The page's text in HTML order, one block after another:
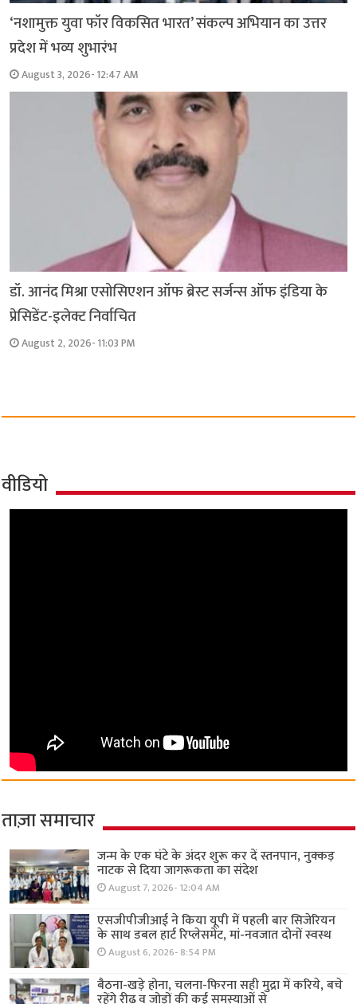
‘नशामुक्त युवा फॉर विकसित भारत’ संकल्प अभियान का उत्तर
प्रदेश में भव्य शुभारंभ
August 3, 2026- 12:47 AM
डॉ. आनंद मिश्रा एसोसिएशन ऑफ ब्रेस्ट सर्जन्स ऑफ इंडिया के
प्रेसिडेंट-इलेक्ट निर्वाचित
August 2, 2026- 11:03 PM
वीडियो
ताज़ा समाचार
जन्म के एक घंटे के अंदर शुरू कर दें स्तनपान, नुक्कड़
नाटक से दिया जागरूकता का संदेश
August 7, 2026- 12:04 AM
एसजीपीजीआई ने किया यूपी में पहली बार सिजेरियन
के साथ डबल हार्ट रिप्लेसमेंट, मां-नवजात दोनों स्वस्थ
August 6, 2026- 8:54 PM
बैठना-खड़े होना, चलना-फिरना सही मुद्रा में करिये, बचे